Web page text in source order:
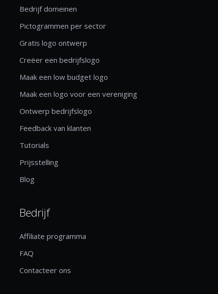
Bedrijf domeinen
Pictogrammen per sector
Gratis logo ontwerp
Creëer een bedrijfslogo
Maak een low budget logo
Maak een logo voor een vereniging
Ontwerp bedrijfslogo
Feedback van klanten
Tutorials
Prijsstelling
Blog
Bedrijf
Affiliate programma
FAQ
Contacteer ons